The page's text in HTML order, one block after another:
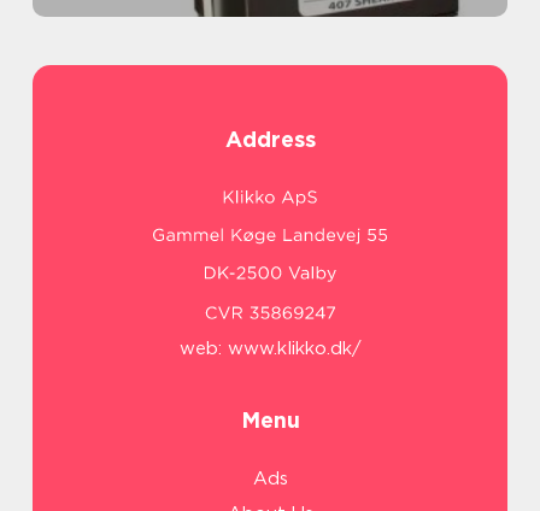
Address
web: www.klikko.dk/
Menu
Ads